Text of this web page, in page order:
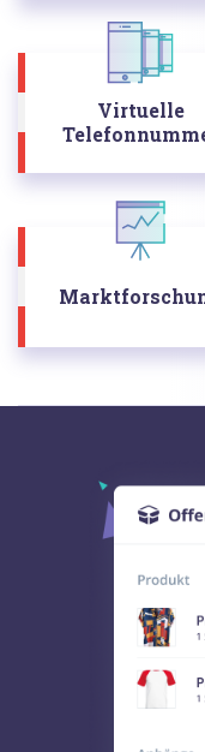
Virtuelle